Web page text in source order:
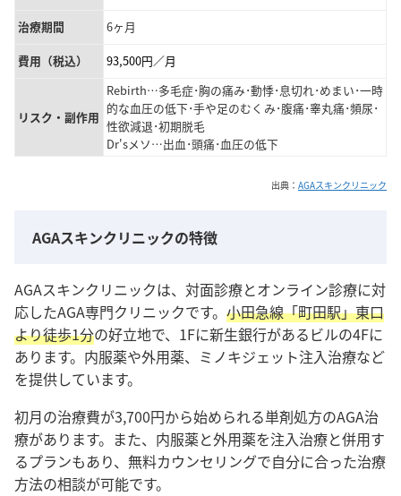
治療期間
6ヶ月
費用（税込）
93,500円／月
リスク・副作用
Rebirth…多毛症･胸の痛み･動悸･息切れ･めまい･一時
的な血圧の低下･手や足のむくみ･腹痛･睾丸痛･頻尿･
性欲減退･初期脱毛
Dr'sメソ…出血･頭痛･血圧の低下
出典： AGAスキンクリニック
AGAスキンクリニックの特徴
AGAスキンクリニックは、対面診療とオンライン診療に対
応したAGA専門クリニックです。 小田急線「町田駅」東口
より徒歩1分の好立地で、1Fに新生銀行があるビルの4Fに
あります。内服薬や外用薬、ミノキジェット注入治療など
を提供しています。
初月の治療費が3,700円から始められる単剤処方のAGA治
療があります。また、内服薬と外用薬を注入治療と併用す
るプランもあり、無料カウンセリングで自分に合った治療
方法の相談が可能です。